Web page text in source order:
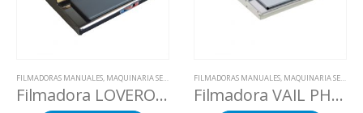
FILMADORAS MANUALES, MAQUINARIA SECTOR ALIMENTACION
Filmadora LOVERO SW-450
FILMADORAS MANUALES, MAQUINARIA SECTOR ALIMENTACION
Filmadora VAIL PHW-520